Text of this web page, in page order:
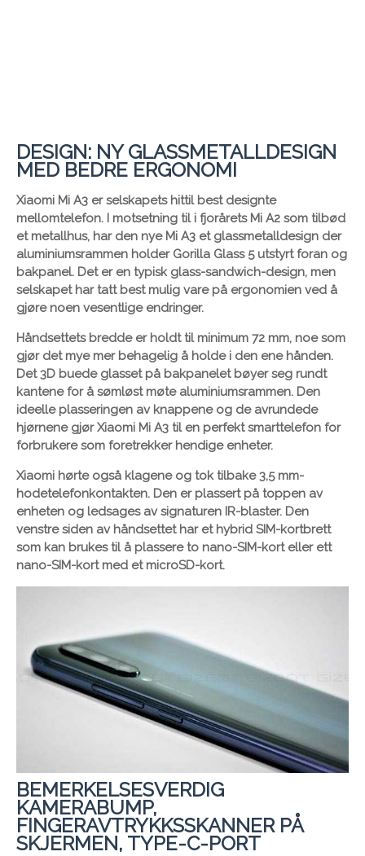
DESIGN: NY GLASSMETALLDESIGN
MED BEDRE ERGONOMI
Xiaomi Mi A3 er selskapets hittil best designte
mellomtelefon. I motsetning til i fjorårets Mi A2 som tilbød
et metallhus, har den nye Mi A3 et glassmetalldesign der
aluminiumsrammen holder Gorilla Glass 5 utstyrt foran og
bakpanel. Det er en typisk glass-sandwich-design, men
selskapet har tatt best mulig vare på ergonomien ved å
gjøre noen vesentlige endringer.
Håndsettets bredde er holdt til minimum 72 mm, noe som
gjør det mye mer behagelig å holde i den ene hånden.
Det 3D buede glasset på bakpanelet bøyer seg rundt
kantene for å sømløst møte aluminiumsrammen. Den
ideelle plasseringen av knappene og de avrundede
hjørnene gjør Xiaomi Mi A3 til en perfekt smarttelefon for
forbrukere som foretrekker hendige enheter.
Xiaomi hørte også klagene og tok tilbake 3,5 mm-
hodetelefonkontakten. Den er plassert på toppen av
enheten og ledsages av signaturen IR-blaster. Den
venstre siden av håndsettet har et hybrid SIM-kortbrett
som kan brukes til å plassere to nano-SIM-kort eller ett
nano-SIM-kort med et microSD-kort.
BEMERKELSESVERDIG
KAMERABUMP,
FINGERAVTRYKKSSKANNER PÅ
SKJERMEN, TYPE-C-PORT